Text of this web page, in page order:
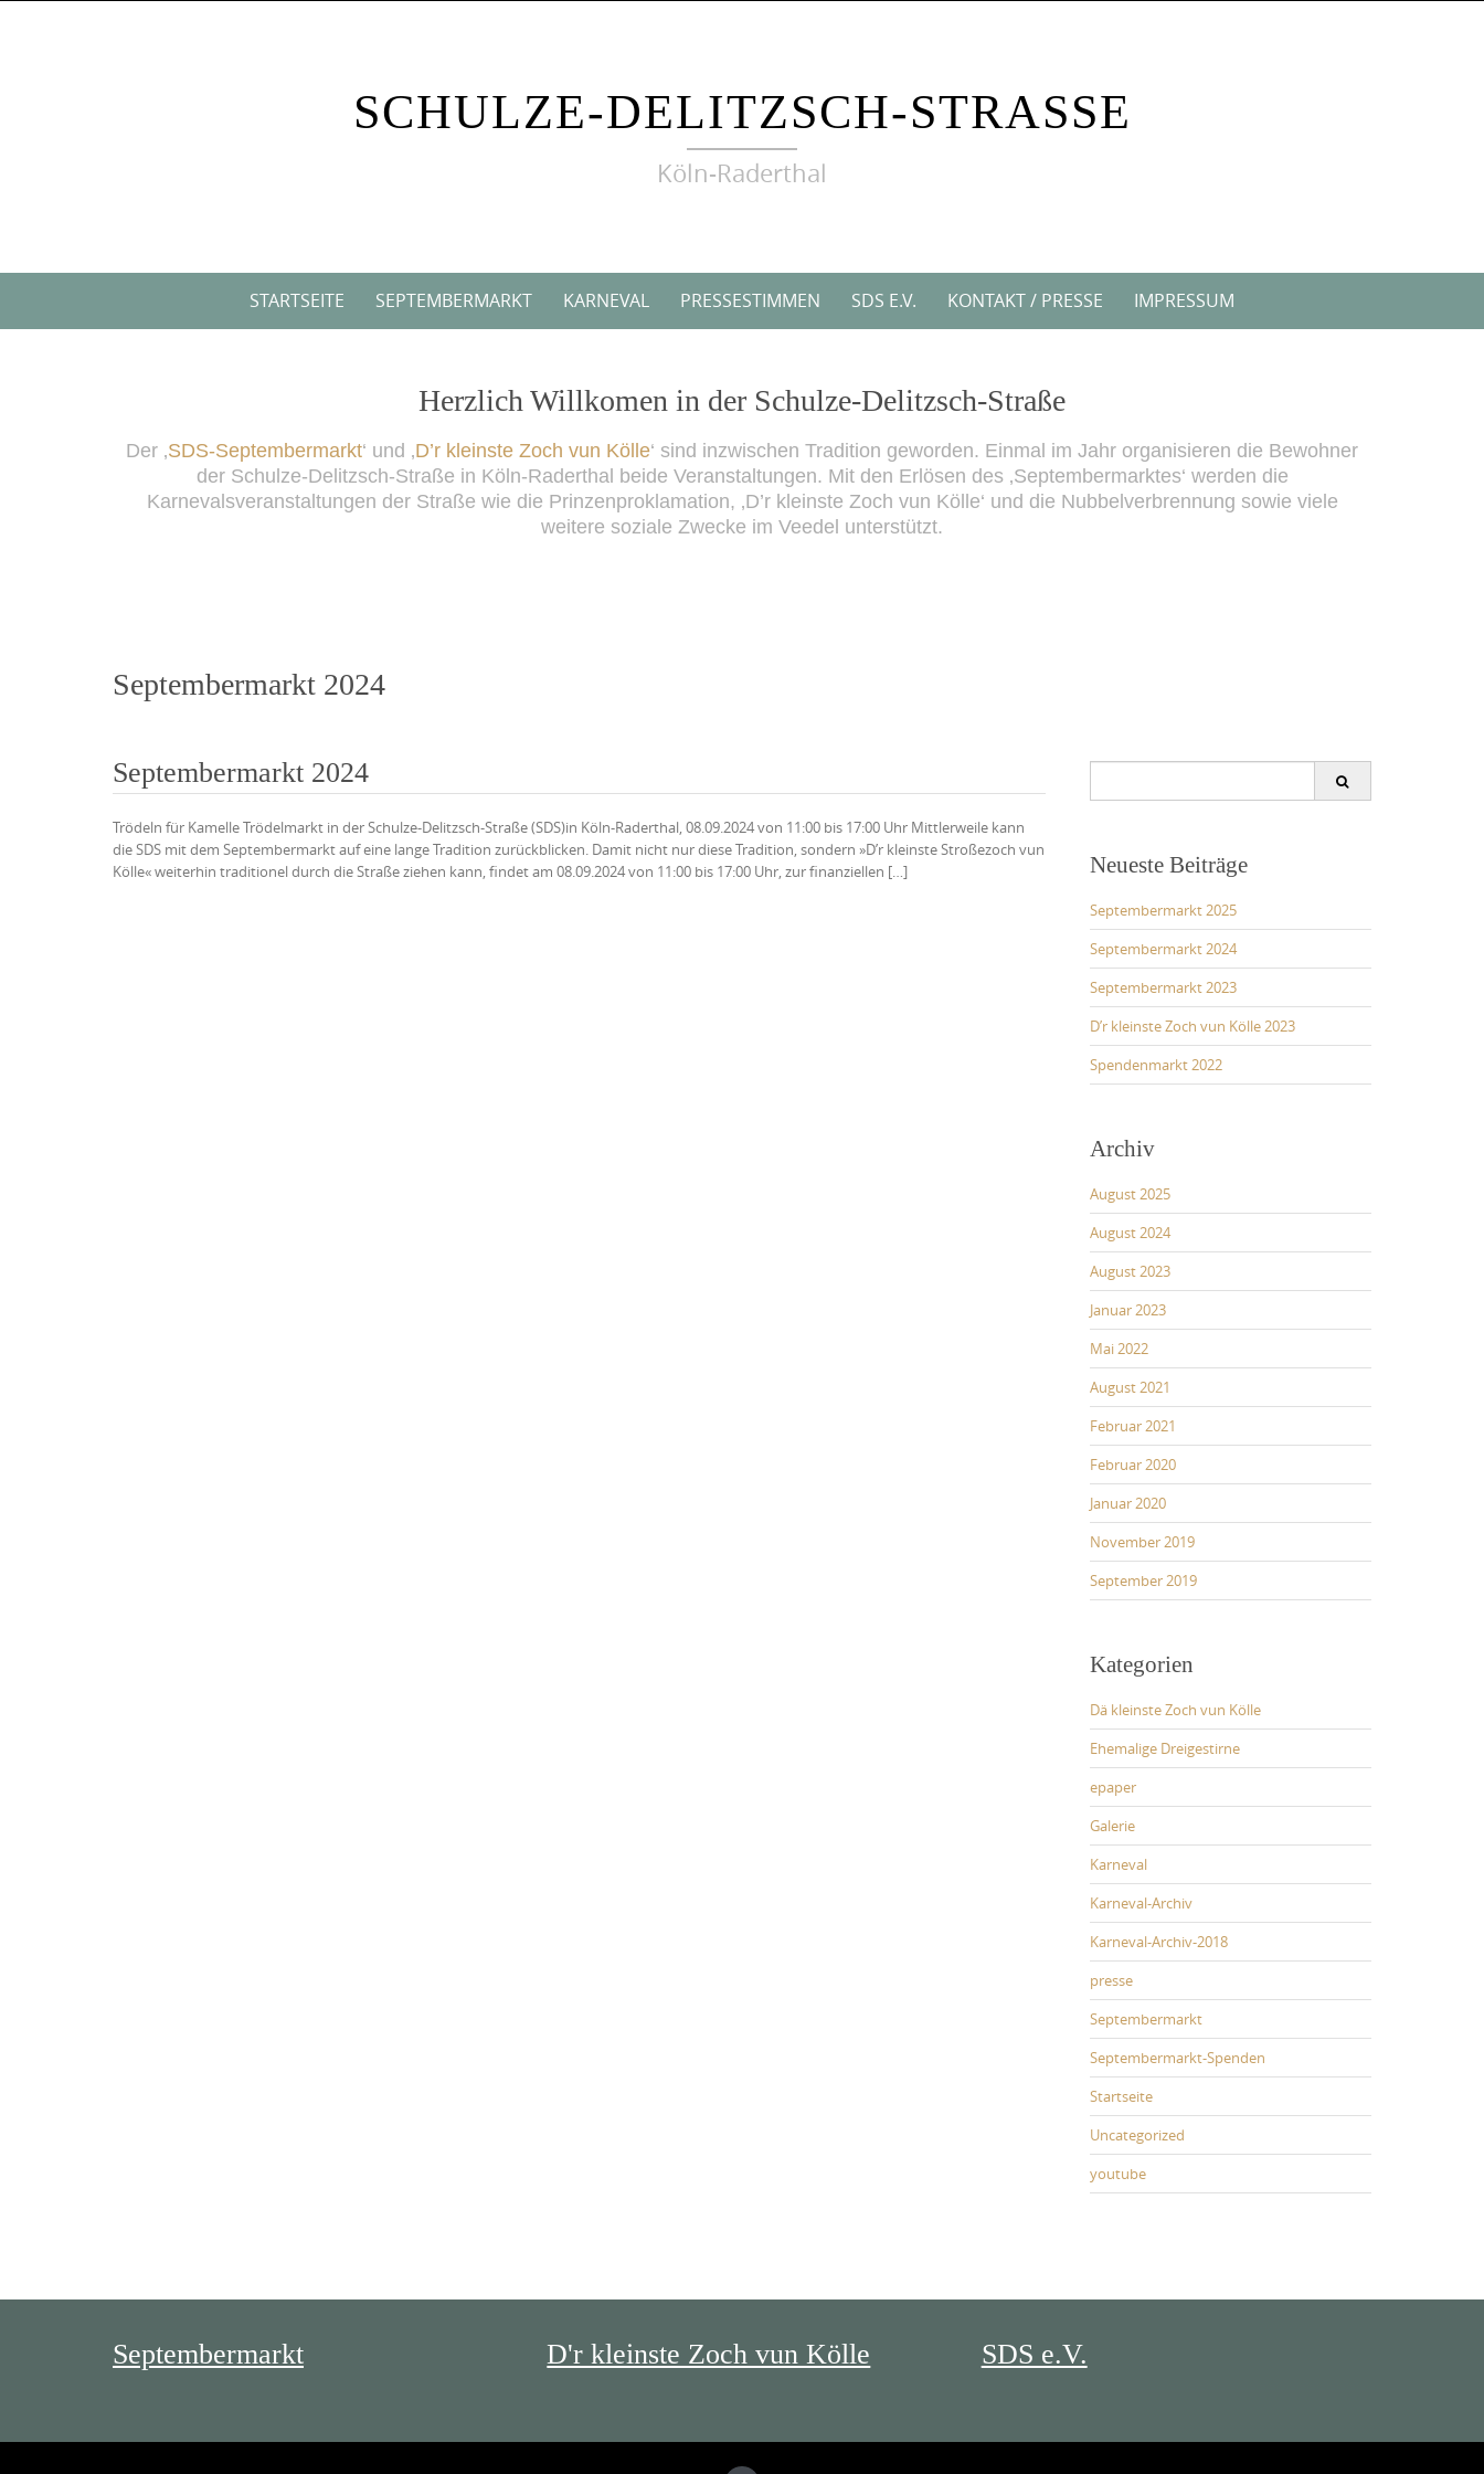
SCHULZE-DELITZSCH-STRASSE
Köln-Raderthal
STARTSEITE SEPTEMBERMARKT KARNEVAL PRESSESTIMMEN SDS E.V. KONTAKT / PRESSE IMPRESSUM
Herzlich Willkomen in der Schulze-Delitzsch-Straße
Der ‚SDS-Septembermarkt‘ und ‚D’r kleinste Zoch vun Kölle‘ sind inzwischen Tradition geworden. Einmal im Jahr organisieren die Bewohner
der Schulze-Delitzsch-Straße in Köln-Raderthal beide Veranstaltungen. Mit den Erlösen des ‚Septembermarktes‘ werden die
Karnevalsveranstaltungen der Straße wie die Prinzenproklamation, ‚D’r kleinste Zoch vun Kölle‘ und die Nubbelverbrennung sowie viele
weitere soziale Zwecke im Veedel unterstützt.
Septembermarkt 2024
Septembermarkt 2024
Trödeln für Kamelle Trödelmarkt in der Schulze-Delitzsch-Straße (SDS)in Köln-Raderthal, 08.09.2024 von 11:00 bis 17:00 Uhr Mittlerweile kann
die SDS mit dem Septembermarkt auf eine lange Tradition zurückblicken. Damit nicht nur diese Tradition, sondern »D’r kleinste Stroßezoch vun
Kölle« weiterhin traditionel durch die Straße ziehen kann, findet am 08.09.2024 von 11:00 bis 17:00 Uhr, zur finanziellen […]
Neueste Beiträge
Septembermarkt 2025
Septembermarkt 2024
Septembermarkt 2023
D’r kleinste Zoch vun Kölle 2023
Spendenmarkt 2022
Archiv
August 2025
August 2024
August 2023
Januar 2023
Mai 2022
August 2021
Februar 2021
Februar 2020
Januar 2020
November 2019
September 2019
Kategorien
Dä kleinste Zoch vun Kölle
Ehemalige Dreigestirne
epaper
Galerie
Karneval
Karneval-Archiv
Karneval-Archiv-2018
presse
Septembermarkt
Septembermarkt-Spenden
Startseite
Uncategorized
youtube
Septembermarkt D'r kleinste Zoch vun Kölle SDS e.V.